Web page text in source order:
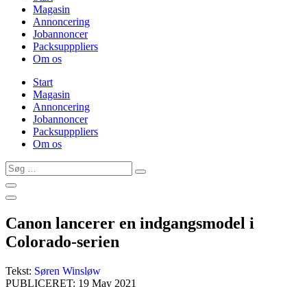
Magasin
Annoncering
Jobannoncer
Packsupppliers
Om os
Start
Magasin
Annoncering
Jobannoncer
Packsupppliers
Om os
Søg
…
Canon lancerer en indgangsmodel i
Colorado-serien
Tekst: Søren Winsløw
PUBLICERET: 19 May 2021